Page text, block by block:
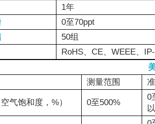
1年
0至70ppt
50组
RoHS、CE、WEEE、
测量范围
气饱和度，%） 0至500%
0